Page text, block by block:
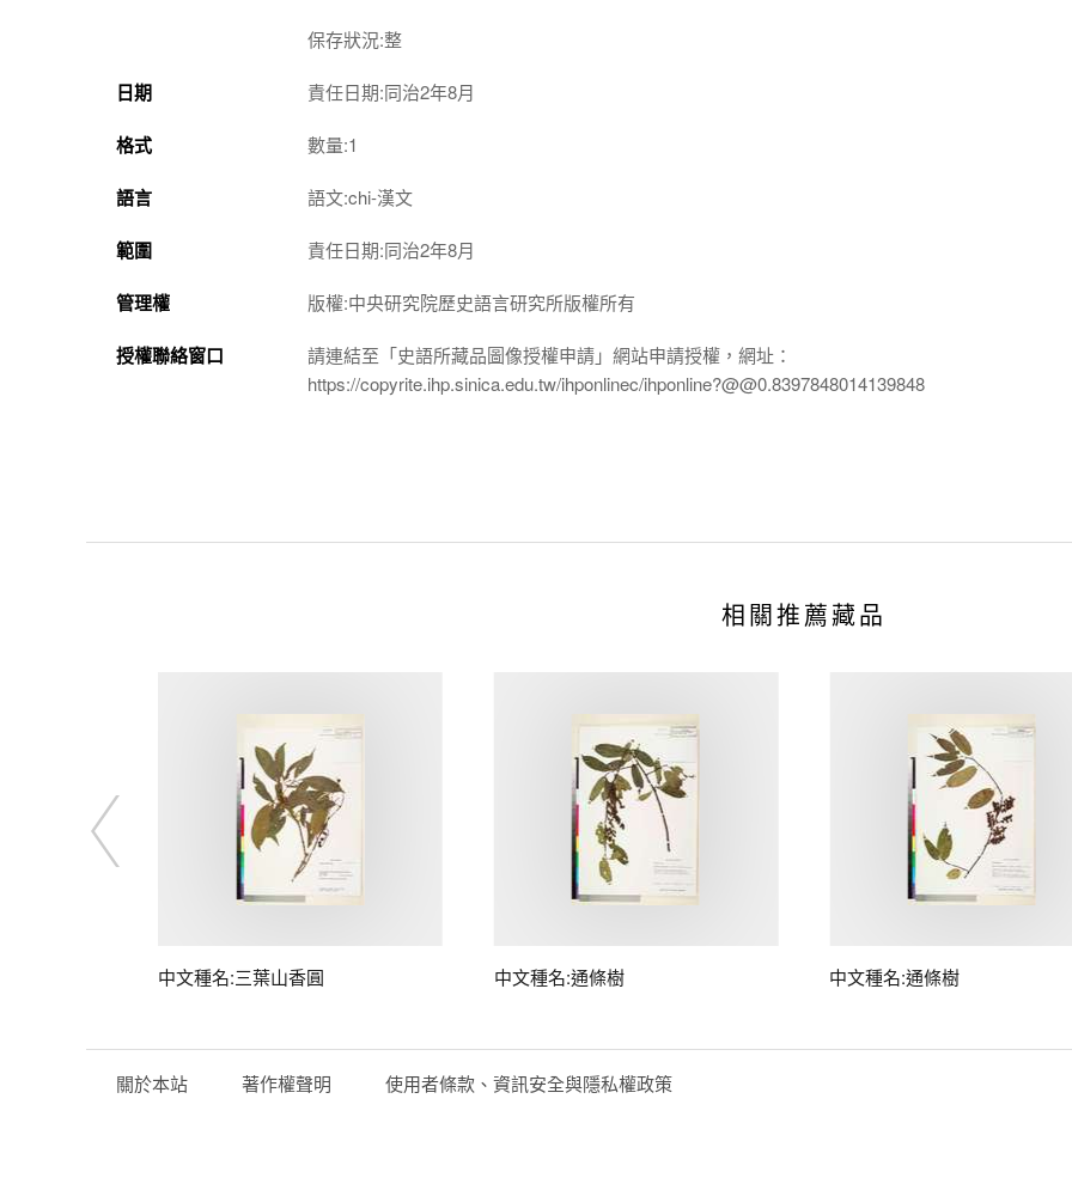
保存狀況:整
日期 責任日期:同治2年8月
格式 數量:1
語言 語文:chi-漢文
範圍 責任日期:同治2年8月
管理權 版權:中央研究院歷史語言研究所版權所有
授權聯絡窗口
請連結至「史語所藏品圖像授權申請」網站申請授權，網址：
https://copyrite.ihp.sinica.edu.tw/ihponlinec/ihponline?@@0.8397848014139848
相關推薦藏品
中文種名:三葉山香圓 中文種名:通條樹 中文種名:通條樹
關於本站 著作權聲明 使用者條款、資訊安全與隱私權政策